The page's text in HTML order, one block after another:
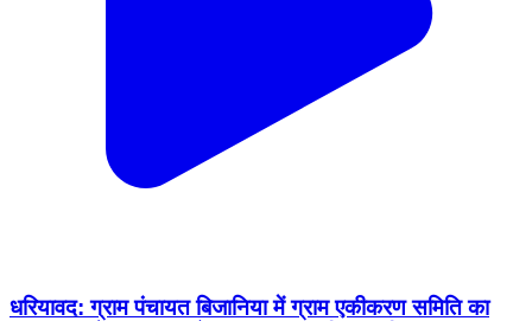
धरियावद: ग्राम पंचायत बिजानिया में ग्राम एकीकरण समिति का